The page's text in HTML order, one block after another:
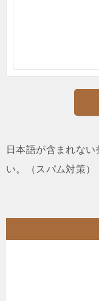
日本語が含まれな
い。（スパム対策）